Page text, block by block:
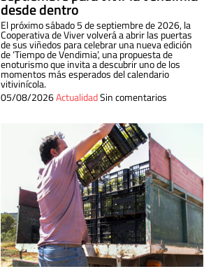
desde dentro
El próximo sábado 5 de septiembre de 2026, la
Cooperativa de Viver volverá a abrir las puertas
de sus viñedos para celebrar una nueva edición
de ‘Tiempo de Vendimia’, una propuesta de
enoturismo que invita a descubrir uno de los
momentos más esperados del calendario
vitivinícola.
05/08/2026ActualidadSin comentarios